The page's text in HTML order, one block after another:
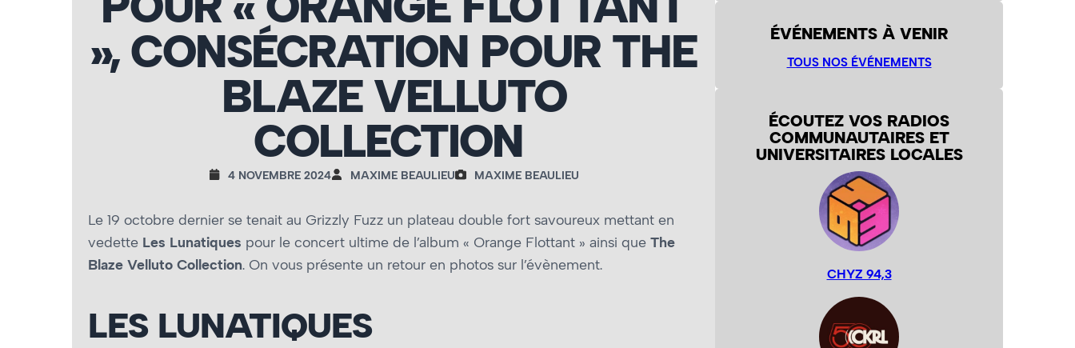
», CONSÉCRATION POUR THE
BLAZE VELLUTO
COLLECTION
4 NOVEMBRE 2024 MAXIME BEAULIEU MAXIME BEAULIEU
Le 19 octobre dernier se tenait au Grizzly Fuzz un plateau double fort savoureux mettant en
vedette Les Lunatiques pour le concert ultime de l’album « Orange Flottant » ainsi que The
Blaze Velluto Collection. On vous présente un retour en photos sur l’évènement.
LES LUNATIQUES
ÉVÉNEMENTS À VENIR
TOUS NOS ÉVÉNEMENTS
ÉCOUTEZ VOS RADIOS
COMMUNAUTAIRES ET
UNIVERSITAIRES LOCALES
CHYZ 94,3